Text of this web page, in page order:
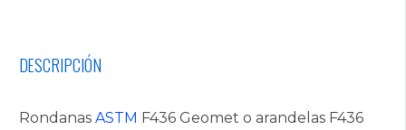
DESCRIPCIÓN
Rondanas ASTM F436 Geomet o arandelas F436